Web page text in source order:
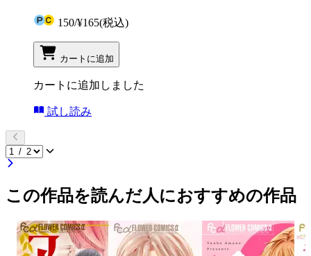
150/¥165(税込)
カートに追加
カートに追加しました
試し読み
この作品を読んだ人におすすめの作品